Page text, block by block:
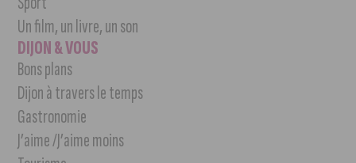
Un film, un livre, un son
DIJON & VOUS
Bons plans
Dijon à travers le temps
Gastronomie
J’aime /J’aime moins